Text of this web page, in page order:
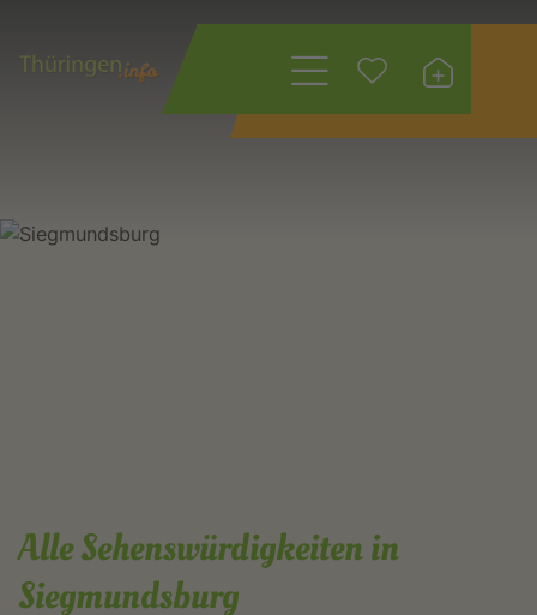
Wonach suchen
Alle Sehenswürdigkeiten in
Siegmundsburg